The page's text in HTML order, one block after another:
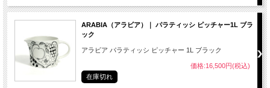
ARABIA（アラビア）｜ パラティッシ ピッチャー1L ブラ
ック
アラビア パラティッシ ピッチャー 1L ブラック
価格:16,500円(税込)
在庫切れ